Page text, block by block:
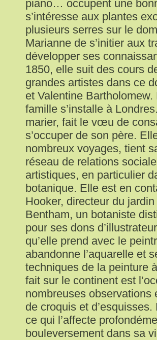
piano… occupent une
s’intéresse aux plantes
plusieurs serres sur le
Marianne de s’initier aux
développer ses
1850, elle suit des cours
grandes artistes dans ce
et Valentine
famille s’installe à
marier, fait le vœu de
s’occuper de son père.
nombreux voyages, tient
réseau de relations
artistiques, en particulier
botanique. Elle est en
Hooker, directeur du
Bentham, un botaniste
pour ses dons
qu’elle prend avec le
abandonne l’aquarelle et
techniques de la peinture
fait sur le continent est
nombreuses observations
de croquis et
ce qui l’affecte
bouleversement dans sa